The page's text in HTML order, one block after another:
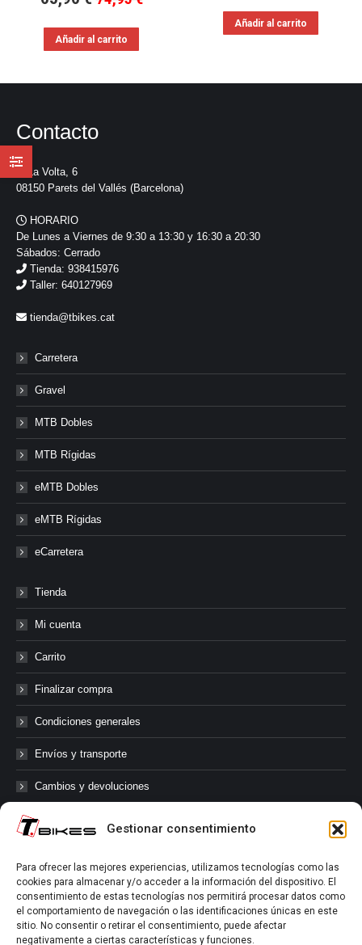
Gestionar consentimiento
Para ofrecer las mejores experiencias, utilizamos tecnologías como las
cookies para almacenar y/o acceder a la información del dispositivo. El
consentimiento de estas tecnologías nos permitirá procesar datos como
el comportamiento de navegación o las identificaciones únicas en este
sitio. No consentir o retirar el consentimiento, puede afectar
negativamente a ciertas características y funciones.
Añadir al carrito
Añadir al carrito
Contacto
La Volta, 6
08150 Parets del Vallés (Barcelona)
HORARIO
De Lunes a Viernes de 9:30 a 13:30 y 16:30 a 20:30
Sábados: Cerrado
Tienda: 938415976
Taller: 640127969
tienda@tbikes.cat
Carretera
Gravel
MTB Dobles
MTB Rígidas
eMTB Dobles
eMTB Rígidas
eCarretera
Tienda
Mi cuenta
Carrito
Finalizar compra
Condiciones generales
Envíos y transporte
Cambios y devoluciones
@tbikes.cat #tbikes
Síguenos en las redes sociales de Tbikes, mantente informado de
nuestras novedades, productos, salidas en grupo, ofertas, sorteos ...
y muchos más!